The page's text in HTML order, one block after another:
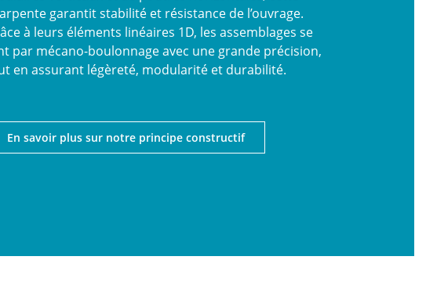
garantit stabilité et résistance de l’ouvrage.
à leurs éléments linéaires 1D, les assemblages se
par mécano-boulonnage avec une grande précision,
en assurant légèreté, modularité et durabilité.
En savoir plus sur notre principe constructif